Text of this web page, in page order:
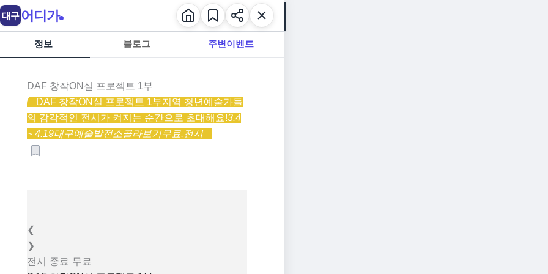
정보 블로그 주변이벤트
DAF 창작ON실 프로젝트 1부
DAF 창작ON실 프로젝트 1부지역 청년예술가들
의 감각적인 전시가 켜지는 순간으로 초대해요!3.4
~ 4.19대구예술발전소골라보기무료,전시
❮
❯
전시 종료 무료
대구 어디가